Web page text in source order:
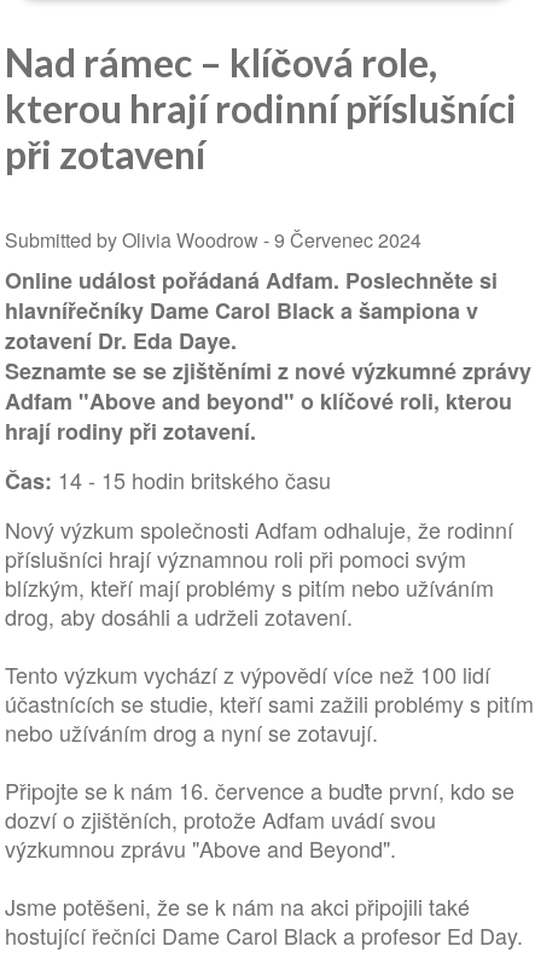
Nad rámec – klíčová role,
kterou hrají rodinní příslušníci
při zotavení
Submitted by Olivia Woodrow -9 Červenec 2024
Online událost pořádaná Adfam. Poslechněte si
hlavnířečníky Dame Carol Black a šampiona v
zotavení Dr. Eda Daye.
Seznamte se sezjištěními z nové výzkumné zprávy
Adfam "Above and beyond" o klíčové roli, kterou
hrají rodiny při zotavení.
Čas: 14 - 15 hodin britského času
Nový výzkum společnosti Adfam odhaluje, že rodinní
příslušníci hrají významnou roli při pomoci svým
blízkým, kteří mají problémy s pitím nebo užíváním
drog, aby dosáhli a udrželi zotavení.
Tento výzkum vychází z výpovědí více než 100 lidí
účastnících se studie, kteří sami zažili problémy s pitím
nebo užíváním drog a nyní se zotavují.
Připojte se k nám 16. července a buďte první, kdo se
dozví o zjištěních, protože Adfam uvádí svou
výzkumnou zprávu "Above and Beyond".
Jsme potěšeni, že se k nám na akci připojili také
hostující řečníci Dame Carol Black a profesor Ed Day.